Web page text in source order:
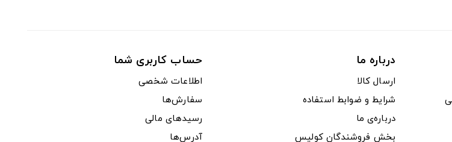
درباره ما
ارسال کالا
شرایط و ضوابط استفاده
درباره‌ی ما
بخش فروشندگان کولیس
حساب کاربری شما
اطلاعات شخصی
سفارش‌ها
رسیدهای مالی
آدرس‌ها